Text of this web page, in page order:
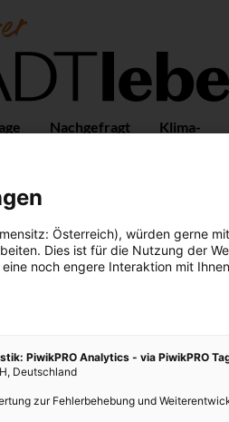
Nachgefragt
Klima-
Österreich), würden gerne
Dies ist für die Nutzung der
noch engere Interaktion mit
PiwikPRO Analytics - via PiwikPRO
Deutschland
zur Fehlerbehebung und